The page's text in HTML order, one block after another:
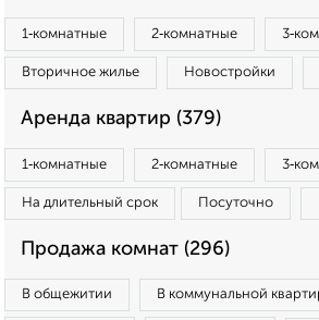
1‑комнатные 2‑комнатные
Вторичное жилье Новостройки
Аренда квартир (379)
1‑комнатные 2‑комнатные
На длительный срок Посуточно
Продажа комнат (296)
В общежитии В коммунальной